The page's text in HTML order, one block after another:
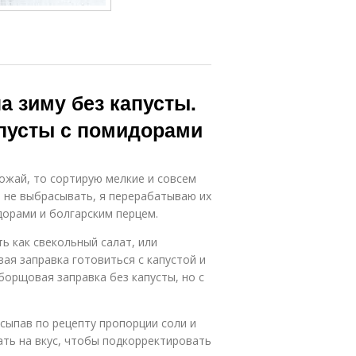
зиму без капусты.
с помидорами
то сортирую мелкие и совсем
выбрасывать, я перерабатываю их
и болгарским перцем.
как свекольный салат, или
заправка готовиться с капустой и
заправка без капусты, но с
по рецепту пропорции соли и
на вкус, чтобы подкорректировать